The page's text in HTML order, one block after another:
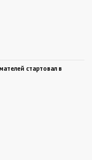
стартовал в